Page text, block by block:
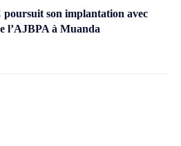
son implantation avec
l’AJBPA à Muanda